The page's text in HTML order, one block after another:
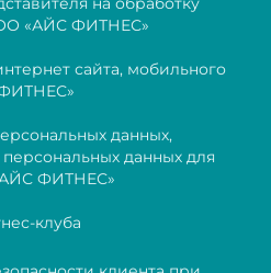
«АЙС ФИТНЕС»
сайта, мобильного
данных,
данных для
ФИТНЕС»
клуба